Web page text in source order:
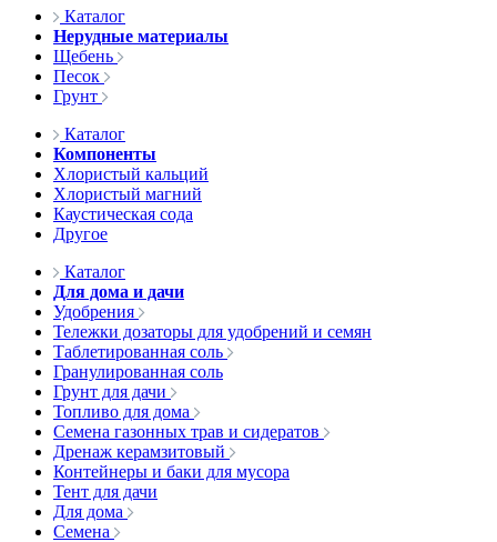
Каталог
Нерудные материалы
Щебень
Песок
Грунт
Каталог
Компоненты
Хлористый кальций
Хлористый магний
Каустическая сода
Другое
Каталог
Для дома и дачи
Удобрения
Тележки дозаторы для удобрений и семян
Таблетированная соль
Гранулированная соль
Грунт для дачи
Топливо для дома
Семена газонных трав и сидератов
Дренаж керамзитовый
Контейнеры и баки для мусора
Тент для дачи
Для дома
Семена